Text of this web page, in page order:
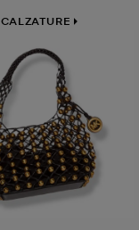
CALZATURE